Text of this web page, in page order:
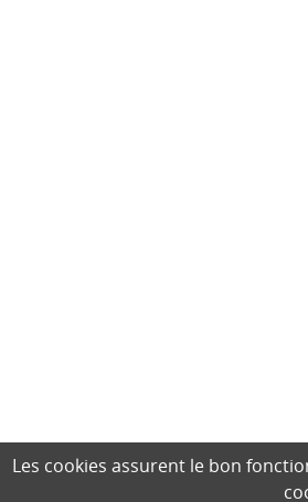
Les cookies assurent le bon